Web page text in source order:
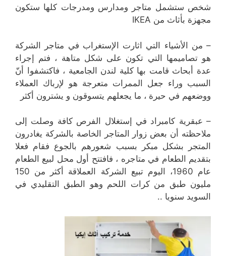
شخص ستشمل متاجر ومدارس ومدرجات كلها ستكون
مجهزة بأثاث من IKEA
– من الأشياء التي اثارت الإستغراب في متاجر الشركة
هو تصاميمها التي تكون على شكل متاهة ، فتم إجراء
عدة أبحاث قامت بها كلية لندن الجامعية ، فاكتشفوا أنّ
السبب وراء جعل الممرات متعرجة هو لإرباك العملاء
ووضعهم في حيرة ، ما يجعلهم يتسوقون و يشترون أكثر
– عبقرية كامبراد في إستغلال الفرص كافة وصلت إلى
ملاحظته أن بعض زوار المتاجر الخاصة بالشركة يغادرون
المتجر بشكل مبكر بسبب شعورهم بالجوع فقام فعلا
بتقديم الطعام في متاجره ، فافتتح أول محل لبيع الطعام
عام 1960، اليوم تبيع الشركة العملاقة أكثر من 150
مليون طبق من كرات اللحم وهو الطبق التقليدي في
السويد سنويا ..